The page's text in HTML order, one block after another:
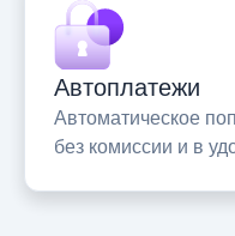
Автоплатежи
Автоматическое
без комиссии и в